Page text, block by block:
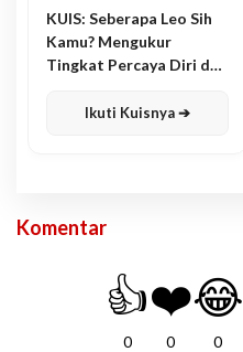
KUIS: Seberapa Leo Sih
Kamu? Mengukur
Tingkat Percaya Diri dan
Ikuti Kuisnya ➔
Komentar
👍
0
❤️
0
😂
0